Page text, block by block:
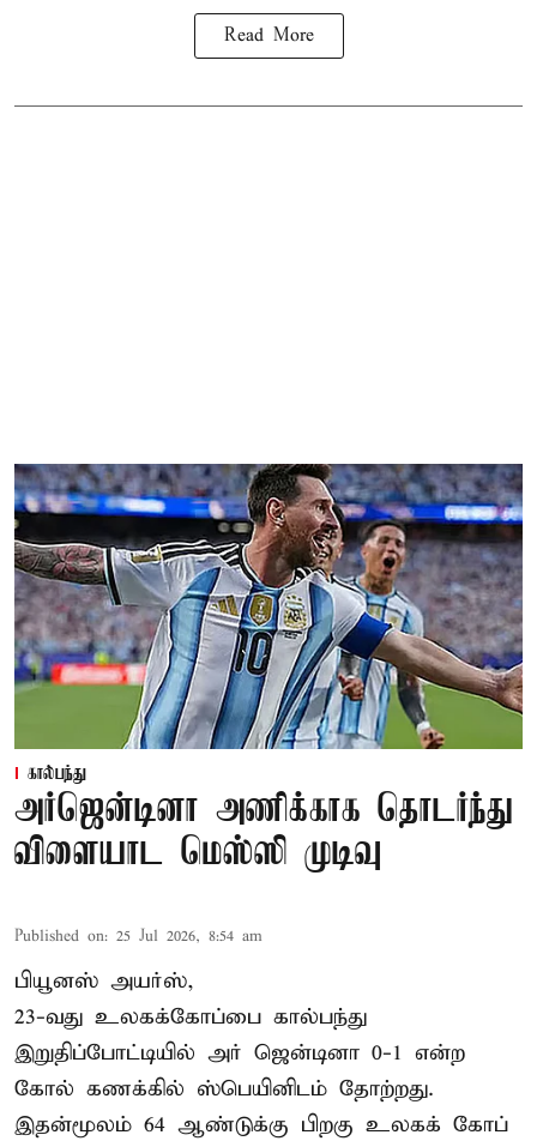
Read More
கால்பந்து
அர்ஜென்டினா அணிக்காக தொடர்ந்து
விளையாட மெஸ்ஸி முடிவு
Published on: 25 Jul 2026, 8:54 am
பியூனஸ் அயர்ஸ்,
23-வது உலகக்கோப்பை கால்பந்து
இறுதிப்போட்டியில் அர் ஜென்டினா 0-1 என்ற
கோல் கணக்கில் ஸ்பெயினிடம் தோற்றது.
இதன்மூலம் 64 ஆண்டுக்கு பிறகு உலகக் கோப்